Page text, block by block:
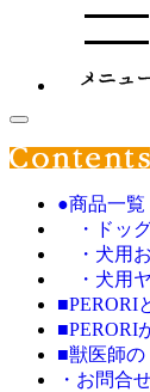
●商品一覧
・ドッ
・犬用
・犬用
■PERORI
■PERORI
■獣医師の
・お問合